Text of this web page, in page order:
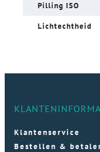
Pilling ISO
Lichtechtheid
Klantenservice
Bestellen &